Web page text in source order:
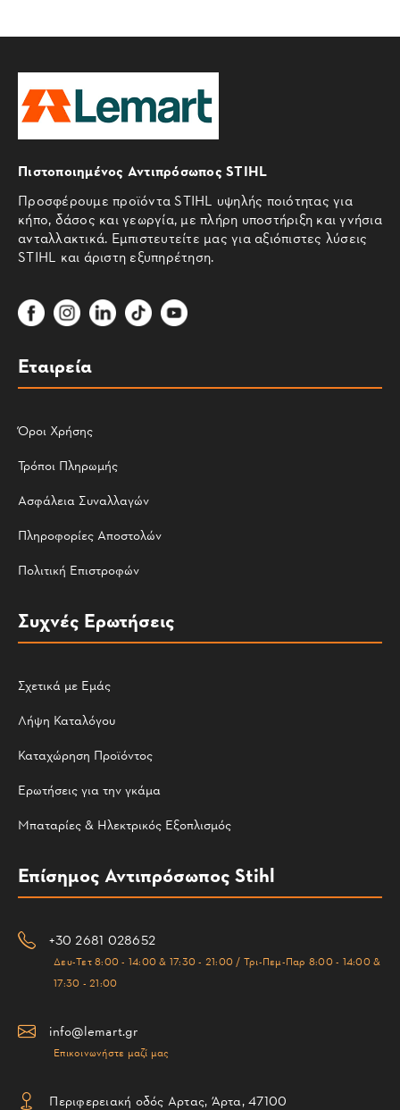
Πιστοποιημένος Αντιπρόσωπος STIHL
Προσφέρουμε προϊόντα STIHL υψηλής ποιότητας για
κήπο, δάσος και γεωργία, με πλήρη υποστήριξη και γνήσια
ανταλλακτικά. Εμπιστευτείτε μας για αξιόπιστες λύσεις
STIHL και άριστη εξυπηρέτηση.
Εταιρεία
Όροι Χρήσης
Τρόποι Πληρωμής
Ασφάλεια Συναλλαγών
Πληροφορίες Αποστολών
Πολιτική Επιστροφών
Συχνές Ερωτήσεις
Σχετικά με Εμάς
Λήψη Καταλόγου
Καταχώρηση Προϊόντος
Ερωτήσεις για την γκάμα
Μπαταρίες & Ηλεκτρικός Εξοπλισμός
Επίσημος Αντιπρόσωπος Stihl
+30 2681 028652
Δευ-Τετ 8:00 - 14:00 & 17:30 - 21:00 / Τρι-Πεμ-Παρ 8:00 - 14:00 &
17:30 - 21:00
info@lemart.gr
Επικοινωνήστε μαζί μας
Περιφερειακή οδός Αρτας, Άρτα, 47100